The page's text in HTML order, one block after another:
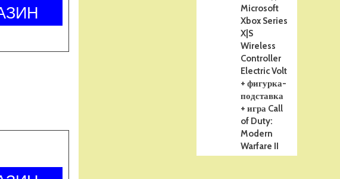
Microsoft
Xbox Series
X|S
Wireless
Controller
Electric Volt
+ фигурка-
подставка
+ игра Call
of Duty:
Modern
Warfare II